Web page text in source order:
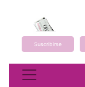
Suscribirse